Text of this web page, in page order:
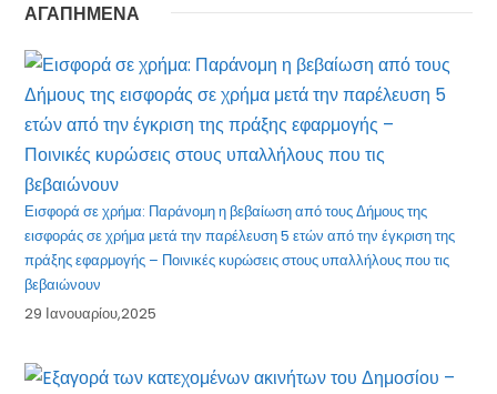
ΑΓΑΠΗΜΕΝΑ
Εισφορά σε χρήμα: Παράνομη η βεβαίωση από τους Δήμους της
εισφοράς σε χρήμα μετά την παρέλευση 5 ετών από την έγκριση της
πράξης εφαρμογής – Ποινικές κυρώσεις στους υπαλλήλους που τις
βεβαιώνουν
29 Ιανουαρίου,2025